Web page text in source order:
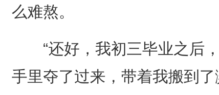
么难熬。
“还好，我初三毕业之后，
手里夺了过来，带着我搬到